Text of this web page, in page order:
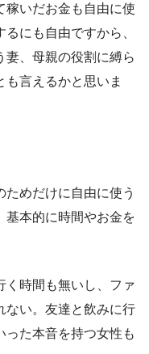
稼いだお金も自由に使
にも自由ですから、
妻、母親の役割に縛ら
言えるかと思いま
めだけに自由に使う
基本的に時間やお金を
く時間も無いし、ファ
ない。友達と飲みに行
った本音を持つ女性も